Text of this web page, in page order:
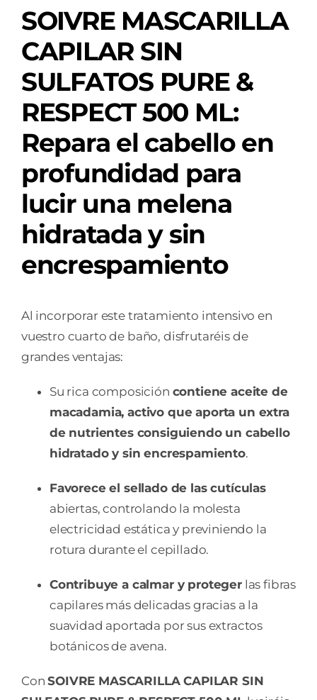
RESPECT
1
ENVASE
500
ML
cantidad
SOIVRE MASCARILLA
CAPILAR SIN
SULFATOS PURE &
RESPECT 500 ML:
Repara el cabello en
profundidad para
lucir una melena
hidratada y sin
encrespamiento
Al incorporar este tratamiento intensivo en
vuestro cuarto de baño, disfrutaréis de
grandes ventajas:
Su rica composición contiene aceite de
macadamia, activo que aporta un extra
de nutrientes consiguiendo un cabello
hidratado y sin encrespamiento.
Favorece el sellado de las cutículas
abiertas, controlando la molesta
electricidad estática y previniendo la
rotura durante el cepillado.
Contribuye a calmar y protegerlas fibras
capilares más delicadas gracias a la
suavidad aportada por sus extractos
botánicos de avena.
ConSOIVRE MASCARILLA CAPILAR SIN